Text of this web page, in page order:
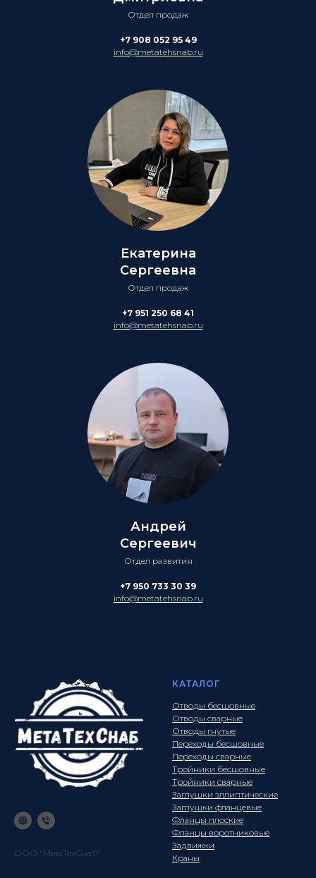
Отдел продаж
+7 908 052 95 49
info@metatehsnab.ru
Екатерина
Сергеевна
Отдел продаж
+7 951 250 68 41
info@metatehsnab.ru
Андрей
Сергеевич
Отдел развития
+7 950 733 30 39
info@metatehsnab.ru
ООО "МетаТехСнаб"
КАТАЛОГ
Отводы бесшовные
Отводы сварные
Отводы гнутые
Переходы бесшовные
Переходы сварные
Тройники бесшовные
Тройники сварные
Заглушки эллиптические
Заглушки фланцевые
Фланцы плоские
Фланцы воротниковые
Задвижки
Краны